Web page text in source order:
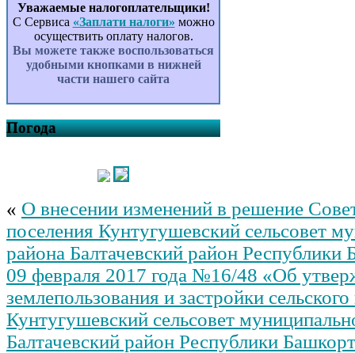
Уважаемые налогоплательщики!
С Сервиса «Заплати налоги» можно
осуществить оплату налогов.
Вы можете также воспользоваться
удобными кнопками в нижней
части нашего сайта
Погода
« О внесении изменений в решение
поселения Кунтугушевский сельсовет
района Балтачевский район Республики
09 февраля 2017 года №16/48 «Об
землепользования и застройки
Кунтугушевский сельсовет
Балтачевский район Республики